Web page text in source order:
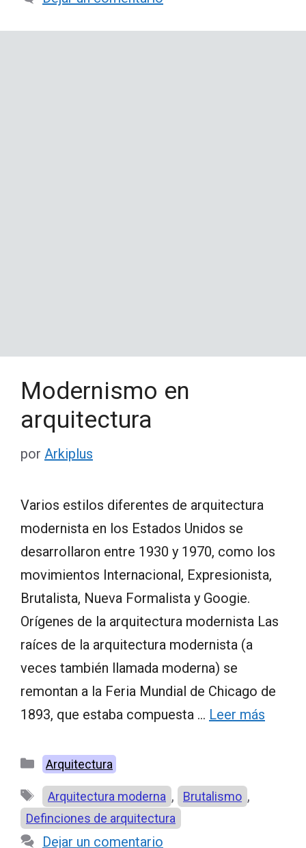
Modernismo en
arquitectura
por Arkiplus
Varios estilos diferentes de arquitectura
modernista en los Estados Unidos se
desarrollaron entre 1930 y 1970, como los
movimientos Internacional, Expresionista,
Brutalista, Nueva Formalista y Googie.
Orígenes de la arquitectura modernista Las
raíces de la arquitectura modernista (a
veces también llamada moderna) se
remontan a la Feria Mundial de Chicago de
1893, que estaba compuesta … Leer más
Categorías
Arquitectura
Etiquetas
Arquitectura moderna , Brutalismo ,
Definciones de arquitectura
Dejar un comentario